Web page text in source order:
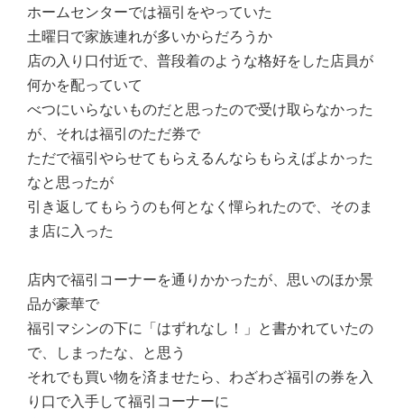
ホームセンターでは福引をやっていた
土曜日で家族連れが多いからだろうか
店の入り口付近で、普段着のような格好をした店員が
何かを配っていて
べつにいらないものだと思ったので受け取らなかった
が、それは福引のただ券で
ただで福引やらせてもらえるんならもらえばよかった
なと思ったが
引き返してもらうのも何となく憚られたので、そのま
ま店に入った
店内で福引コーナーを通りかかったが、思いのほか景
品が豪華で
福引マシンの下に「はずれなし！」と書かれていたの
で、しまったな、と思う
それでも買い物を済ませたら、わざわざ福引の券を入
り口で入手して福引コーナーに